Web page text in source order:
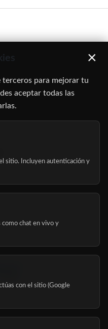
×
para mejorar tu
aceptar todas las
sitio. Incluyen autenticación y
como chat en vivo y
con el sitio (Google